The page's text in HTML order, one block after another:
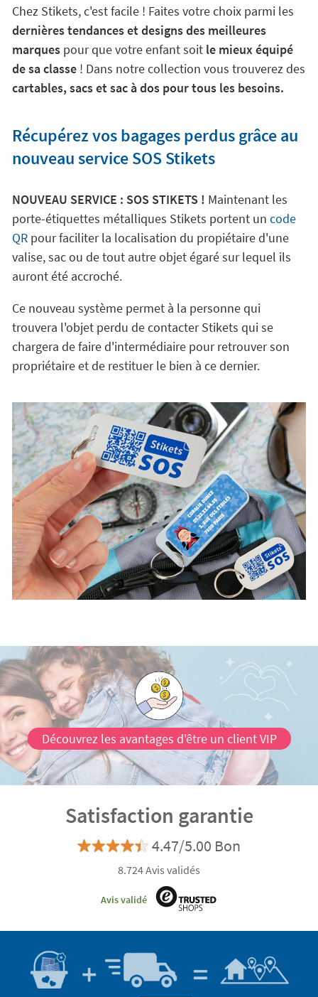
Chez Stikets, c'est facile ! Faites votre choix parmi les
dernières tendances et designs des meilleures
marquespour que votre enfant soitle mieux équipé
de sa classe! Dans notre collection vous trouverez des
cartables, sacs et sac à dos pour tous les besoins.
Récupérez vos bagages perdus grâce au
nouveau service SOS Stikets
NOUVEAU SERVICE : SOS STIKETS ! Maintenant les
porte-étiquettes métalliques Stikets portent un code
QRpour faciliter la localisation du propiétaire d'une
valise, sac ou de tout autre objet égaré sur lequel ils
auront été accroché.
Ce nouveau système permet à la personne qui
trouvera l'objet perdu de contacter Stikets qui se
chargera de faire d'intermédiaire pour retrouver son
propriétaire et de restituer le bien à ce dernier.
Découvrez les avantages d'être un client VIP
Satisfaction garantie
4.47/5.00 Bon
8.724 Avis validés
Avis validé